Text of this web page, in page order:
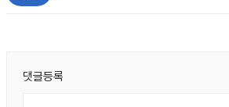
댓글등록